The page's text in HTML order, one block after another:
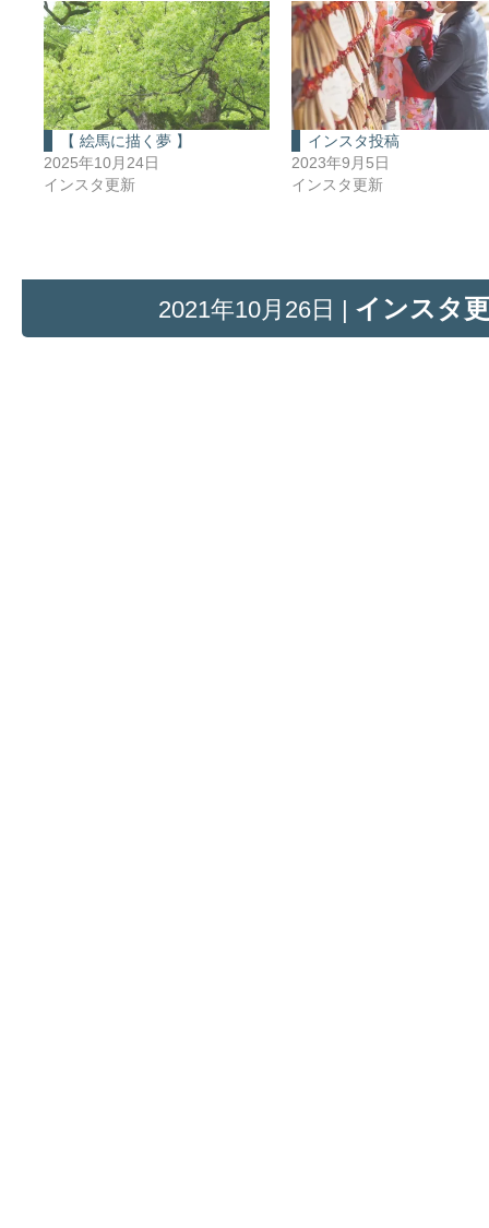
【 絵馬に描く夢 】
2025年10月24日
インスタ更新
インスタ投稿
2023年9月5日
インスタ更新
2021年10月26日 | インスタ